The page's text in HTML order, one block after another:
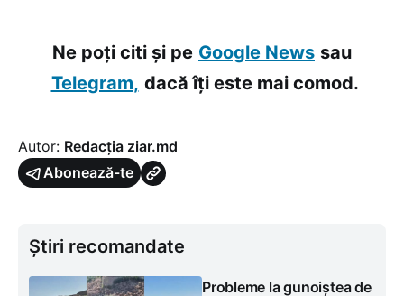
Ne poți citi și pe Google News sau
Telegram, dacă îți este mai comod.
Autor: Redacția ziar.md
Abonează-te
Știri recomandate
Probleme la gunoiștea de